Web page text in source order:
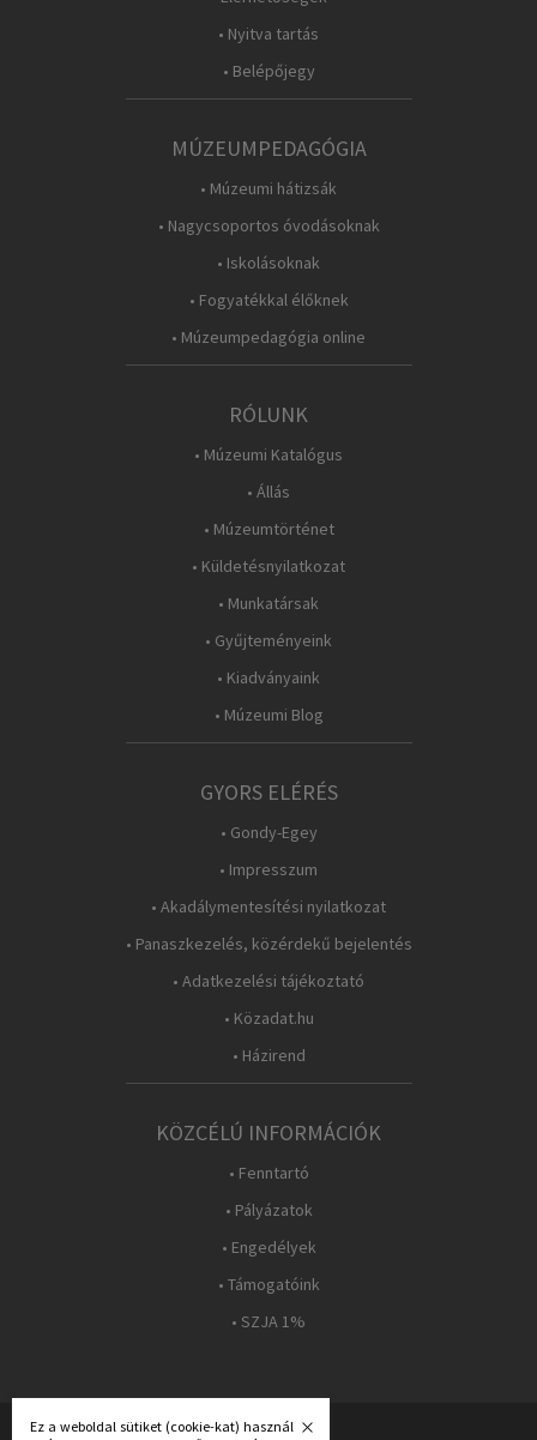
• Nyitva tartás
• Belépőjegy
MÚZEUMPEDAGÓGIA
• Múzeumi hátizsák
• Nagycsoportos óvodásoknak
• Iskolásoknak
• Fogyatékkal élőknek
• Múzeumpedagógia online
RÓLUNK
• Múzeumi Katalógus
• Állás
• Múzeumtörténet
• Küldetésnyilatkozat
• Munkatársak
• Gyűjteményeink
• Kiadványaink
• Múzeumi Blog
GYORS ELÉRÉS
• Gondy-Egey
• Impresszum
• Akadálymentesítési nyilatkozat
• Panaszkezelés, közérdekű bejelentés
• Adatkezelési tájékoztató
• Közadat.hu
• Házirend
KÖZCÉLÚ INFORMÁCIÓK
• Fenntartó
• Pályázatok
• Engedélyek
• Támogatóink
• SZJA 1%
Ez a weboldal sütiket (cookie-kat) használ